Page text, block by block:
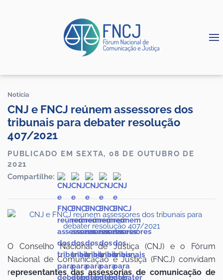
Notícia
CNJ e FNCJ reúnem assessores dos
tribunais para debater resolução
407/2021
PUBLICADO EM SEXTA, 08 DE OUTUBRO DE
2021
Compartilhe:
O Conselho Nacional de Justiça (CNJ) e o Fórum
Nacional de Comunicação e Justiça (FNCJ) convidam
representantes das assessorias de comunicação de